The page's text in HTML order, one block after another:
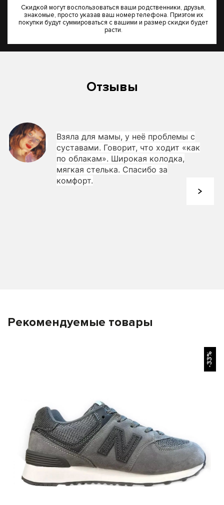
Скидкой могут воспользоваться ваши родственники, друзья,
знакомые, просто указав ваш номер телефона. Приэтом их
покупки будут суммироваться с вашими и размер скидки будет
расти.
Отзывы
Взяла для мамы, у неё проблемы с
суставами. Говорит, что ходит «как
по облакам». Широкая колодка,
мягкая стелька. Спасибо за
комфорт.
Рекомендуемые товары
-33%